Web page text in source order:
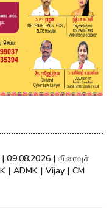
09.08.2026 | விரைவுச்
| ADMK | Vijay | CM